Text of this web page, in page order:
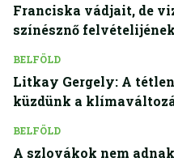
Franciska vádjait, de
színésznő
BELFÖLD
Litkay Gergely: A
küzdünk a
BELFÖLD
A szlovákok nem